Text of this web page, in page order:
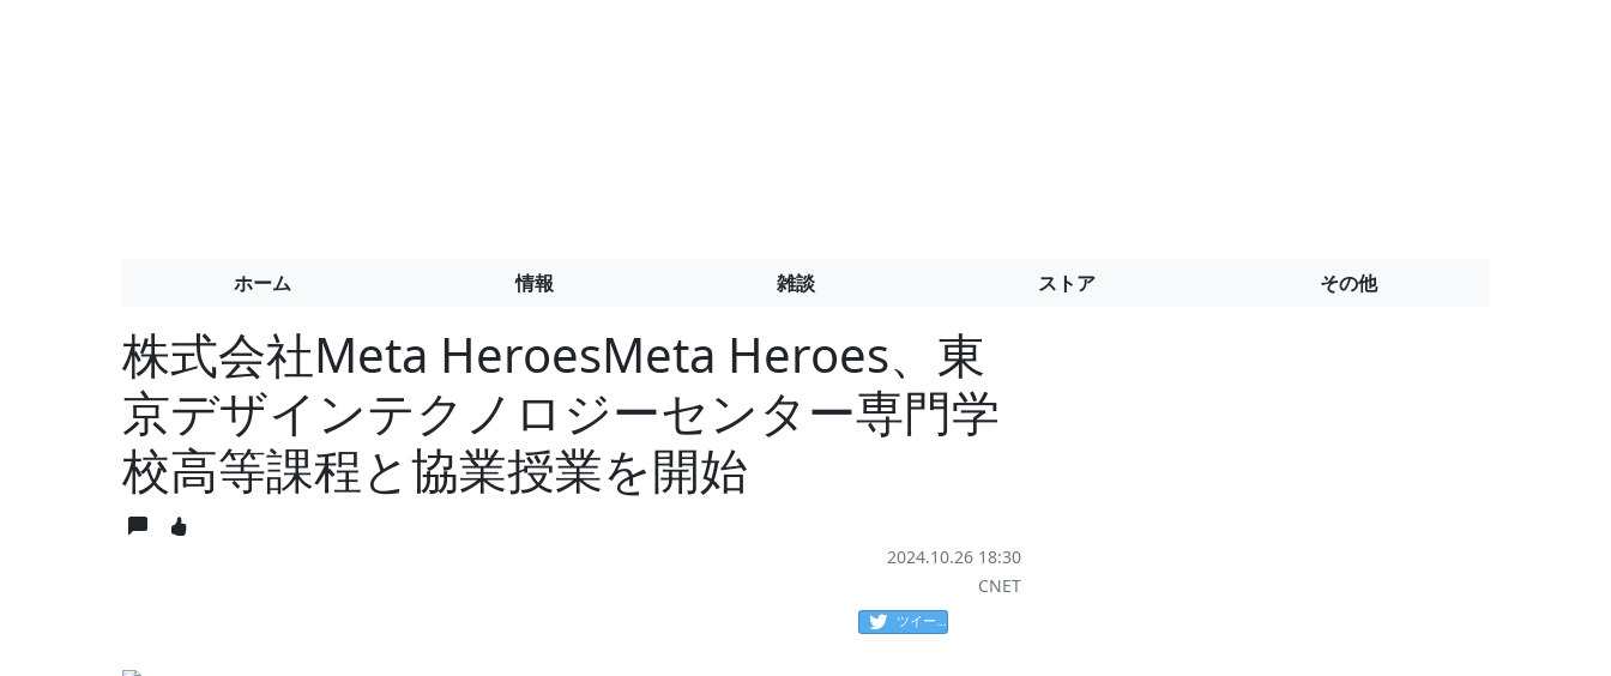
ホーム 情報 雑談 ストア その他
株式会社Meta HeroesMeta Heroes、東
京デザインテクノロジーセンター専門学
校高等課程と協業授業を開始
2024.10.26 18:30
CNET
ツイート